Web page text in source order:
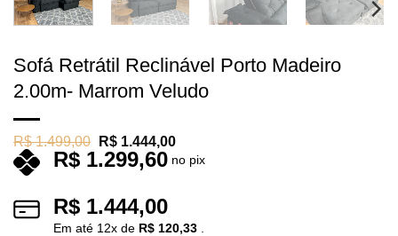
Sofá Retrátil Reclinável Porto Madeiro
2.00m- Marrom Veludo
R$1.499,00 O
preço
original
R$ 1.499,00.
R$1.444,00O
preço
atual
R$ 1.299,60 no pix
R$ 1.444,00
Em até 12x de R$ 120,33